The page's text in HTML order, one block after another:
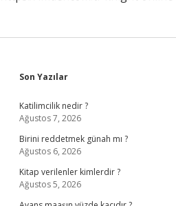
Sidebar
Son Yazılar
Katilimcilik nedir ?
Ağustos 7, 2026
Birini reddetmek günah mı ?
Ağustos 6, 2026
Kitap verilenler kimlerdir ?
Ağustos 5, 2026